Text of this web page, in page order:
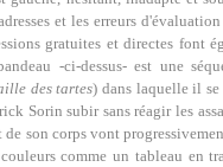
et les erreurs
gratuites et directes font
-ci-dessus- est une
des tartes) dans laquelle il
Sorin subir sans réagir les
de son corps vont
comme un tableau en